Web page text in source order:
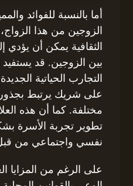
أما بالنسبة للفوائد
الزوجين من هذا
الثقافية يمكن أن
بين الزوجين. قد
التجارب الحياتية
على شريك يرتبط بجذور
مختلفة. كما أن هذه
تطوير تجربة الأسرة
نفسي واجتماعي من قبل
على الرغم من المزايا